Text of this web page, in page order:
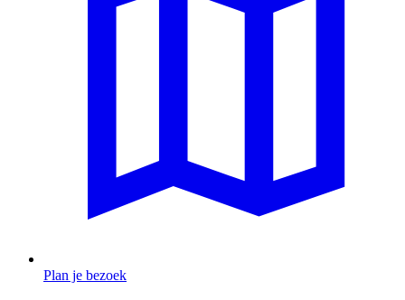
Plan je bezoek